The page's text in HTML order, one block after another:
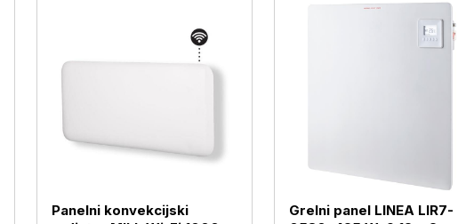
Panelni konvekcijski
Grelni panel LINEA LIR7-